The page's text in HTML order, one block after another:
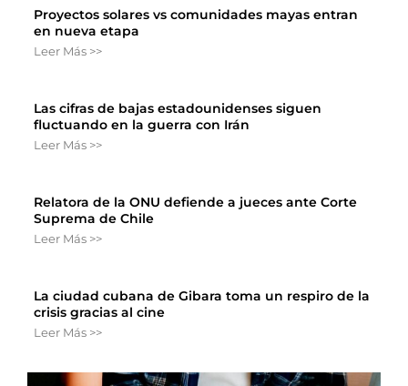
Proyectos solares vs comunidades mayas entran
en nueva etapa
Leer Más >>
Las cifras de bajas estadounidenses siguen
fluctuando en la guerra con Irán
Leer Más >>
Relatora de la ONU defiende a jueces ante Corte
Suprema de Chile
Leer Más >>
La ciudad cubana de Gibara toma un respiro de la
crisis gracias al cine
Leer Más >>